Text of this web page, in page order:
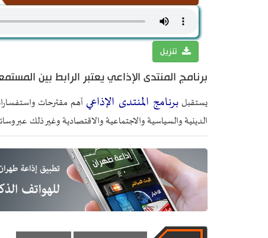
تنزيل
برنامج المنتدى الإذاعي يعتبر الرابط بين
يستقبلبرنامج المنتدى الإذاعي أهم مقترحات
الدينية والسياسية والاجتماعية والاقتصادية وغير ذلك عبر